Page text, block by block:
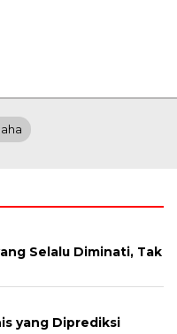
Selalu Diminati, Tak
yang Diprediksi